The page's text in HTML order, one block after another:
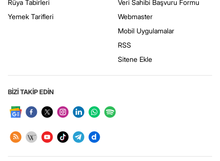
Rüya Tabirleri
Yemek Tarifleri
Veri Sahibi Başvuru Formu
Webmaster
Mobil Uygulamalar
RSS
Sitene Ekle
BİZİ TAKİP EDİN